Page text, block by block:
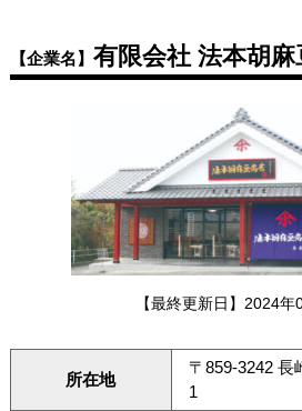
【企業名】 有限会社 法本胡麻
【最終更新日】2024年
所在地
〒859-3242 長
1